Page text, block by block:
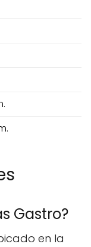
Gastro?
en la